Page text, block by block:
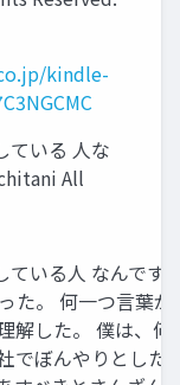
kindle-
ている ⼈な
All
ている⼈ なんです
た。 何⼀つ⾔葉が
解した。 僕は、何
でぼんやりとした